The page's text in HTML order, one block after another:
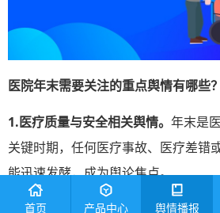
医院年末需要关注的重点舆情有哪些？
1.医疗质量与安全相关舆情。 年末是
关键时期，任何医疗事故、医疗差错
能迅速发酵，成为舆论焦点。
首页 产品中心 舆情播报